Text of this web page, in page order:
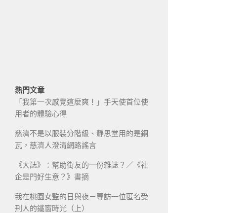
熱門文章
「我第一次感覺這麼爽！」手天使首位使
用者的體驗心得
慈濟不是以服裝分階級、靜思堂用的是銅
瓦，慈濟人澄清網路謠言
《大誌》：幫助街友的一份雜誌？／《社
企是門好生意？》書摘
我在桃園女監的日與夜－專訪一位匿名受
刑人的鐵窗時光（上）